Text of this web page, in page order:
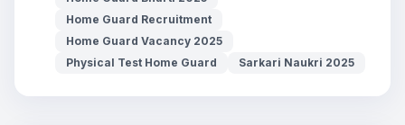
Home Guard Recruitment
Home Guard Vacancy 2025
Physical Test Home Guard
Sarkari Naukri 2025